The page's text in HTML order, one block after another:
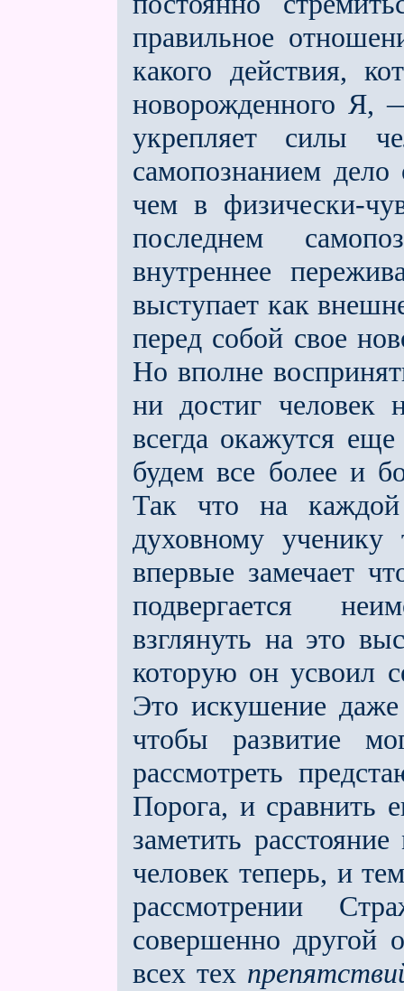
правильное
какого действия,
новорожденного Я,
укрепляет силы
самопознанием
чем в физически-
последнем
внутреннее
выступает как
перед собой свое
Но вполне
ни достиг человек
всегда окажутся
будем все более и
Так что на каждой
духовному ученику
впервые замечает
подвергается
взглянуть на это
которую он усвоил
Это искушение
чтобы развитие
рассмотреть
Порога, и
заметить
человек теперь, и
рассмотрении
совершенно другой
всех тех